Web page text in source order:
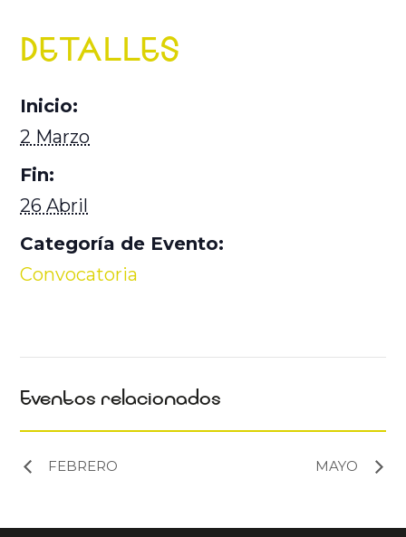
DETALLES
Inicio:
2 Marzo
Fin:
26 Abril
Categoría de Evento:
Convocatoria
Eventos relacionados
FEBRERO MAYO